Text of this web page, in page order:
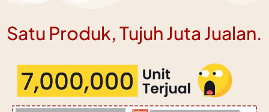
Satu Produk, Tujuh Juta Jualan.